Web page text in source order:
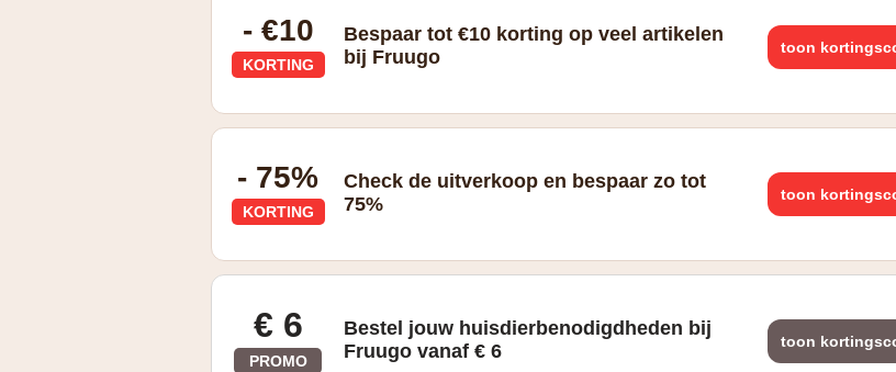
- €10
KORTING
Bespaar tot €10 korting op veel artikelen
bij Fruugo
toon
- 75%
KORTING
Check de uitverkoop en bespaar zo tot
75%
toon
€ 6
PROMO
Bestel jouw huisdierbenodigdheden bij
Fruugo vanaf € 6
toon